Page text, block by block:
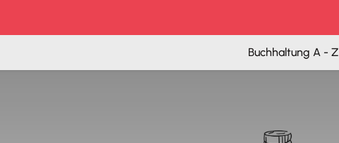
Buchhaltung A - Z